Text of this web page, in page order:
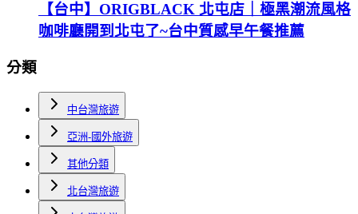
【台中】ORIGBLACK 北屯店｜極黑潮流風格
咖啡廳開到北屯了~台中質感早午餐推薦
分類
中台灣旅遊
亞洲-國外旅遊
其他分類
北台灣旅遊